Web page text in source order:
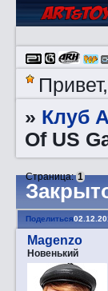
» Клуб
Of US
Страница:1
Поделиться
Magenzo
Новенький